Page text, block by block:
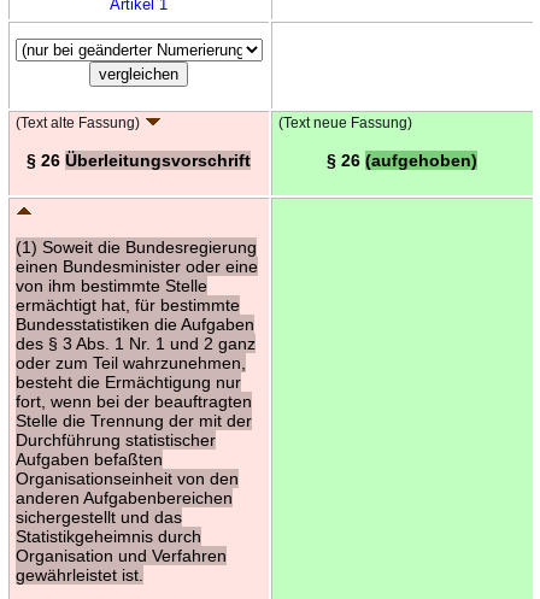
Artikel 1
(Text alte Fassung)
§ 26 Überleitungsvorschrift
(Text neue Fassung)
§ 26 (aufgehoben)
(1) Soweit die Bundesregierung
einen Bundesminister oder eine
von ihm bestimmte Stelle
ermächtigt hat, für bestimmte
Bundesstatistiken die Aufgaben
des § 3 Abs. 1 Nr. 1 und 2 ganz
oder zum Teil wahrzunehmen,
besteht die Ermächtigung nur
fort, wenn bei der beauftragten
Stelle die Trennung der mit der
Durchführung statistischer
Aufgaben befaßten
Organisationseinheit von den
anderen Aufgabenbereichen
sichergestellt und das
Statistikgeheimnis durch
Organisation und Verfahren
gewährleistet ist.